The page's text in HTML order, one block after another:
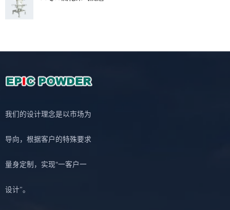
我们的设计理念是以市场为
导向，根据客户的特殊要求
量身定制，实现“一客户一
设计”。